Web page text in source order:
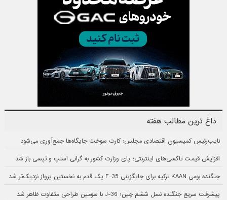
داغ ترین مطالب هفته
نایب‌رئیس کمیسیون اقتصادی مجلس: کارت سوخت جایگاه‌ها جمع‌آوری می‌شود
افزایش قیمت تاکسی‌های اینترنتی؛ پای وزارت کشور به گرانی اسنپ و تپسی باز شد
جنگنده بومی KAAN ترکیه برای جایگزینی F-35 یک قدم به نخستین پرواز نزدیک‌تر شد
پیشرفت سریع جنگنده نسل ششم چین؛ J-36 با سومین طراحی متفاوت ظاهر شد